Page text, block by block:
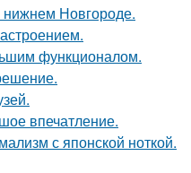
нижнем Новгороде.
функционалом.
впечатление.
с японской ноткой.